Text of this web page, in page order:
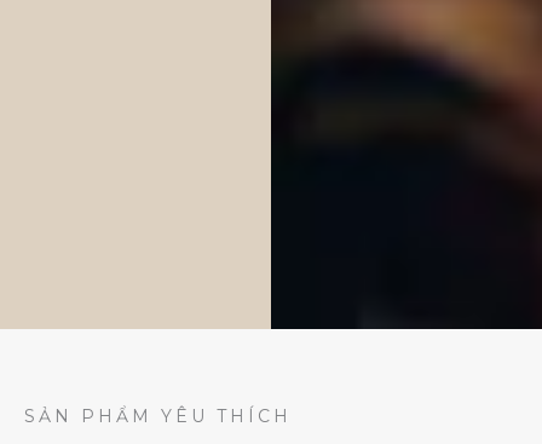
SẢN PHẨM YÊU THÍCH